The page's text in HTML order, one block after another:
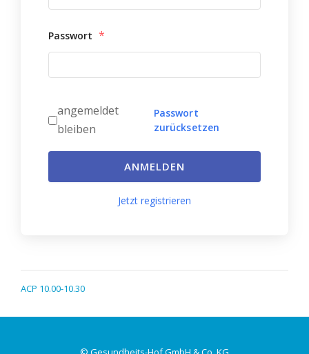
Passwort *
angemeldet
bleiben
Passwort
zurücksetzen
ANMELDEN
Jetzt registrieren
ACP 10.00-10.30